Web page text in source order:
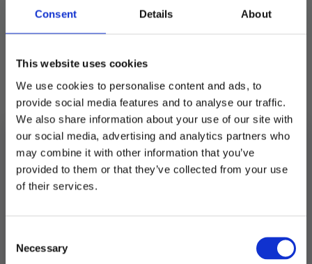
Consent Details About
This website uses cookies
We use cookies to personalise content and ads, to
provide social media features and to analyse our traffic.
We also share information about your use of our site with
our social media, advertising and analytics partners who
may combine it with other information that you’ve
provided to them or that they’ve collected from your use
of their services.
Selection
Necessary
149kr
fest.
Hard overflate som du faktisk kan tromme på
og bånd til å henge dem rundt halsen.
27cm x 25cm x 62cm
Utsolgt
Produktnummer: 103751
MELD DEG PÅ NYHETSBREVET